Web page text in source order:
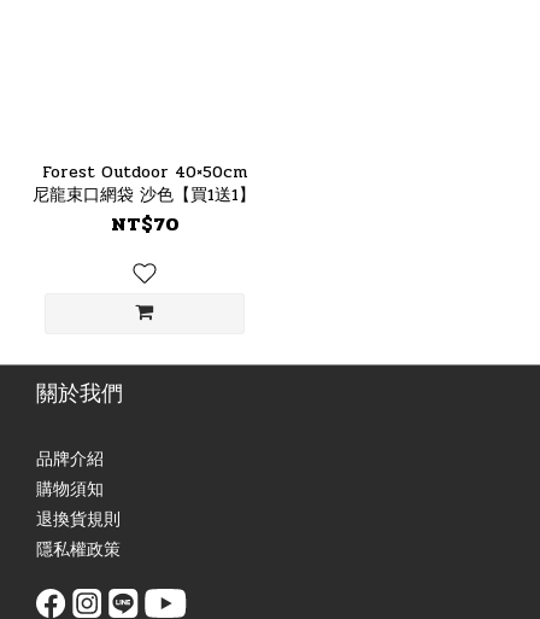
Forest Outdoor 40×50cm
尼龍束口網袋 沙色【買1送1】
NT$70
關於我們
品牌介紹
購物須知
退換貨規則
隱私權政策